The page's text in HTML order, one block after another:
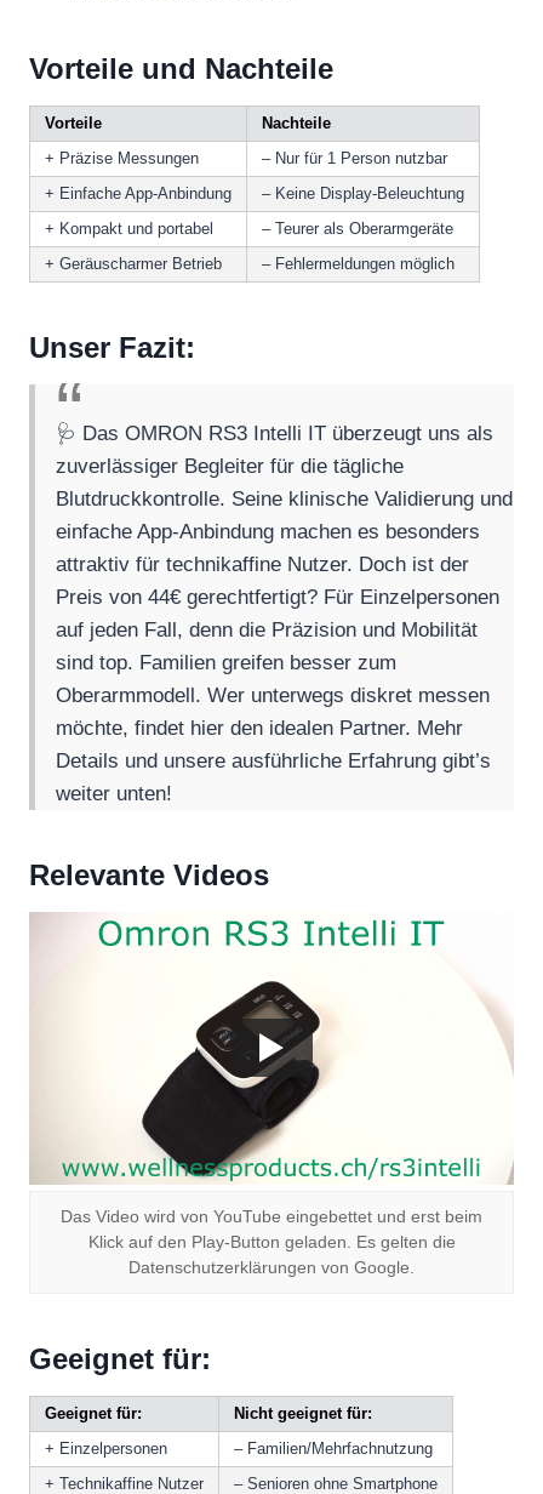
Vorteile und Nachteile
Vorteile
Nachteile
+ Präzise Messungen
– Nur für 1 Person nutzbar
+ Einfache App-Anbindung
– Keine Display-Beleuchtung
+ Kompakt und portabel
– Teurer als Oberarmgeräte
+ Geräuscharmer Betrieb
– Fehlermeldungen möglich
Unser Fazit:
🩺 Das OMRON RS3 Intelli IT überzeugt uns als
zuverlässiger Begleiter für die tägliche
Blutdruckkontrolle. Seine klinische Validierung und
einfache App-Anbindung machen es besonders
attraktiv für technikaffine Nutzer. Doch ist der
Preis von 44€ gerechtfertigt? Für Einzelpersonen
auf jeden Fall, denn die Präzision und Mobilität
sind top. Familien greifen besser zum
Oberarmmodell. Wer unterwegs diskret messen
möchte, findet hier den idealen Partner. Mehr
Details und unsere ausführliche Erfahrung gibt’s
weiter unten!
Relevante Videos
Das Video wird von YouTube eingebettet und erst beim
Klick auf den Play-Button geladen. Es gelten die
Datenschutzerklärungen von Google.
Geeignet für:
Geeignet für:
Nicht geeignet für:
+ Einzelpersonen
– Familien/Mehrfachnutzung
+ Technikaffine Nutzer
– Senioren ohne Smartphone